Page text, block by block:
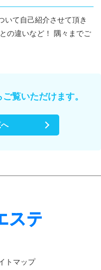
いて自己紹介させて頂き
覧いただけます。
トマップ